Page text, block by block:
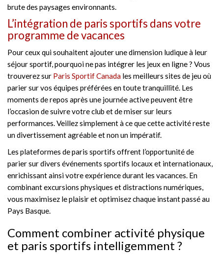
brute des paysages environnants.
L’intégration de paris sportifs dans votre
programme de vacances
Pour ceux qui souhaitent ajouter une dimension ludique à leur
séjour sportif, pourquoi ne pas intégrer les jeux en ligne ? Vous
trouverez sur Paris Sportif Canada les meilleurs sites de jeu où
parier sur vos équipes préférées en toute tranquillité. Les
moments de repos après une journée active peuvent être
l’occasion de suivre votre club et de miser sur leurs
performances. Veillez simplement à ce que cette activité reste
un divertissement agréable et non un impératif.
Les plateformes de paris sportifs offrent l’opportunité de
parier sur divers événements sportifs locaux et internationaux,
enrichissant ainsi votre expérience durant les vacances. En
combinant excursions physiques et distractions numériques,
vous maximisez le plaisir et optimisez chaque instant passé au
Pays Basque.
Comment combiner activité physique
et paris sportifs intelligemment ?